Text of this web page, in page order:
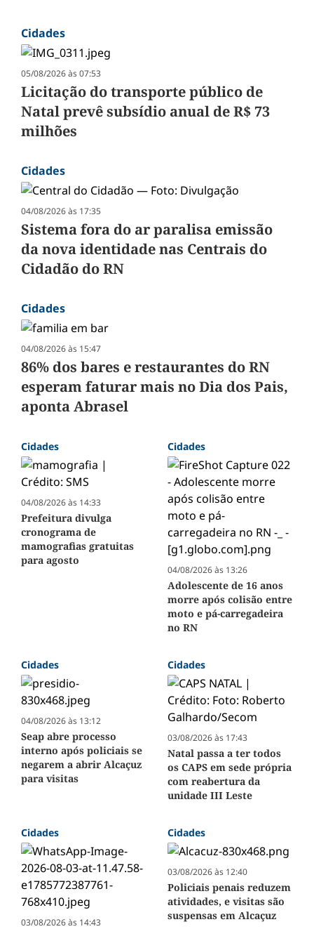
Cidades
05/08/2026 às 07:53
Licitação do transporte público de
Natal prevê subsídio anual de R$ 73
milhões
Cidades
04/08/2026 às 17:35
Sistema fora do ar paralisa emissão
da nova identidade nas Centrais do
Cidadão do RN
Cidades
04/08/2026 às 15:47
86% dos bares e restaurantes do RN
esperam faturar mais no Dia dos Pais,
aponta Abrasel
Cidades
04/08/2026 às 14:33
Prefeitura divulga
cronograma de
mamografias gratuitas
para agosto
Cidades
04/08/2026 às 13:26
Adolescente de 16 anos
morre após colisão entre
moto e pá-carregadeira
no RN
Cidades
04/08/2026 às 13:12
Seap abre processo
interno após policiais se
negarem a abrir Alcaçuz
para visitas
Cidades
03/08/2026 às 17:43
Natal passa a ter todos
os CAPS em sede própria
com reabertura da
unidade III Leste
Cidades
03/08/2026 às 14:43
Cidades
03/08/2026 às 12:40
Policiais penais reduzem
atividades, e visitas são
suspensas em Alcaçuz